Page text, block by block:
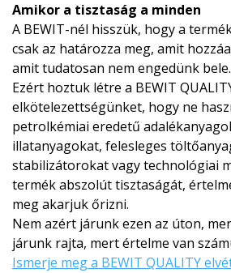
Amikor a tisztaság a minden
A BEWIT-nél hisszük, hogy a
csak az határozza meg, amit
amit tudatosan nem engedünk bele.
Ezért hoztuk létre a BEWIT
elkötelezettségünket, hogy ne
petrolkémiai eredetű
illatanyagokat, felesleges
stabilizátorokat vagy technológiai
termék abszolút tisztaságát,
meg akarjuk őrizni.
Nem azért járunk ezen az úton,
járunk rajta, mert értelme van
Ismerje meg a BEWIT QUALITY